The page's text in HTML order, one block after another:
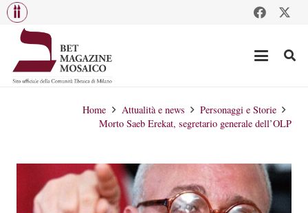
Home Attualità e news
Personaggi e Storie
Morto Saeb Erekat, segretario generale dell’OLP